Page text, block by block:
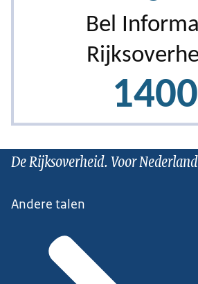
De Rijksoverheid. Voor Nederland
Andere talen